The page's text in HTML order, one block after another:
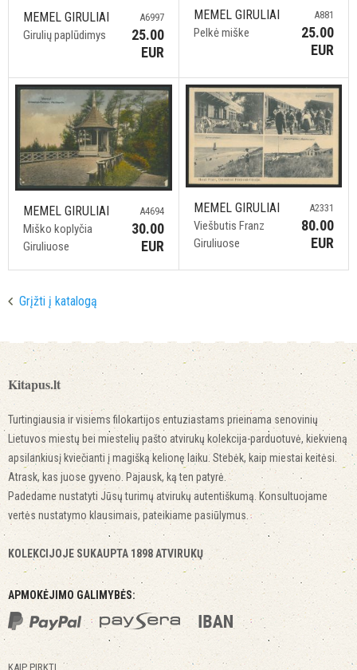
MEMEL GIRULIAI
Girulių paplūdimys
A6997
25.00
EUR
MEMEL GIRULIAI
Pelkė miške
A881
25.00
EUR
MEMEL GIRULIAI
Miško koplyčia
Giruliuose
A4694
30.00
EUR
MEMEL GIRULIAI
Viešbutis Franz
Giruliuose
A2331
80.00
EUR
Grįžti į katalogą
Kitapus.lt
Turtingiausia ir visiems filokartijos entuziastams prieinama senovinių
Lietuvos miestų bei miestelių pašto atvirukų kolekcija-parduotuvė, kiekvieną
apsilankiusį kviečianti į magišką kelionę laiku. Stebėk, kaip miestai keitėsi.
Atrask, kas juose gyveno. Pajausk, ką ten patyrė.
Padedame nustatyti Jūsų turimų atvirukų autentiškumą. Konsultuojame
vertės nustatymo klausimais, pateikiame pasiūlymus.
KOLEKCIJOJE SUKAUPTA 1898 ATVIRUKŲ
APMOKĖJIMO GALIMYBĖS:
KAIP PIRKTI